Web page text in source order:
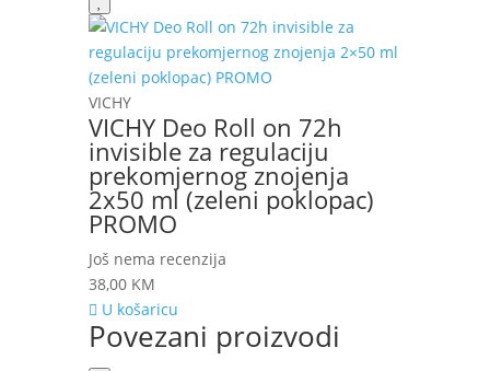
VICHY
VICHY Deo Roll on 72h
invisible za regulaciju
prekomjernog znojenja
2x50 ml (zeleni poklopac)
PROMO
Još nema recenzija
38,00 KM
U košaricu
Povezani proizvodi